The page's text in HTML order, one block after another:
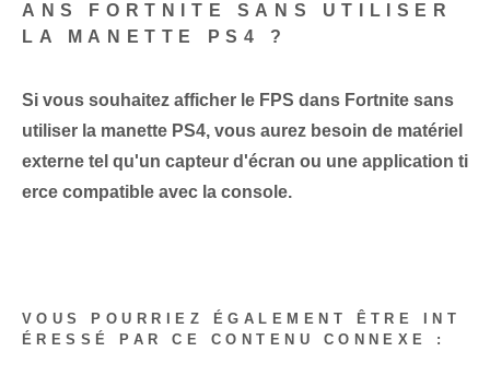
ANS FORTNITE SANS UTILISER
LA MANETTE PS4 ?
Si vous souhaitez afficher le FPS dans Fortnite sans
utiliser la manette PS4, vous aurez besoin de matériel
externe tel qu'un capteur d'écran ou une application ti
erce compatible avec la console.
VOUS POURRIEZ ÉGALEMENT ÊTRE INT
ÉRESSÉ PAR CE CONTENU CONNEXE :